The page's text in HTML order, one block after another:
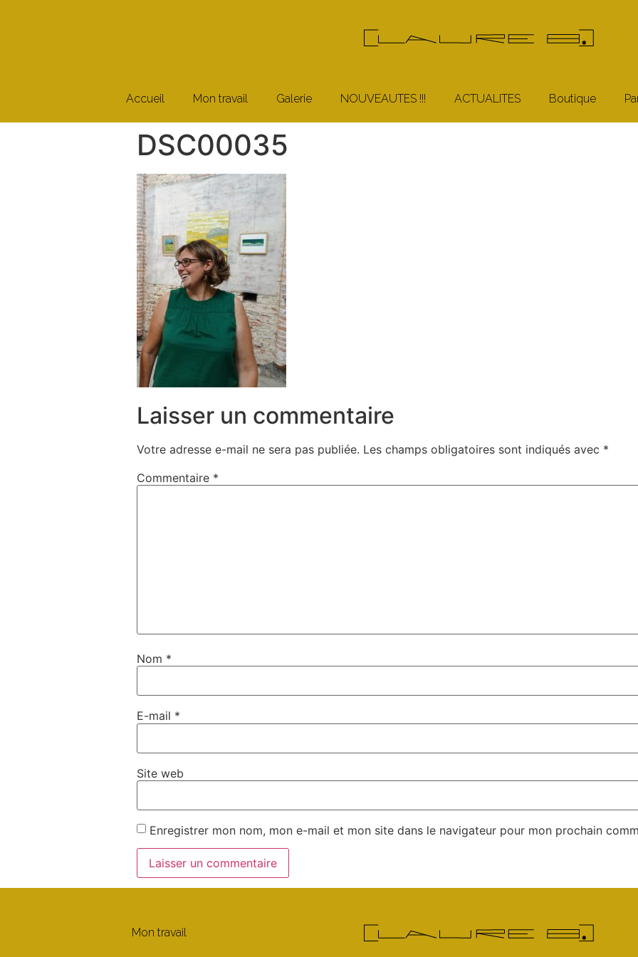
Accueil Mon travail Galerie NOUVEAUTES !!! ACTUALITES Boutique
DSC00035
Laisser un commentaire
Votre adresse e-mail ne sera pas publiée. Les champs obligatoires sont indiqués avec *
Commentaire *
Nom *
E-mail *
Site web
Enregistrer mon nom, mon e-mail et mon site dans le navigateur pour mon prochain
Mon travail